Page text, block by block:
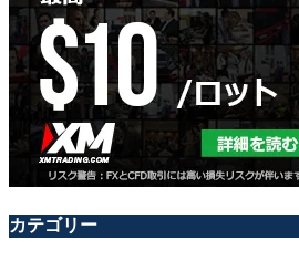
カテゴリー